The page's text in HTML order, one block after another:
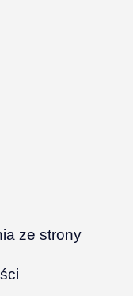
ze strony